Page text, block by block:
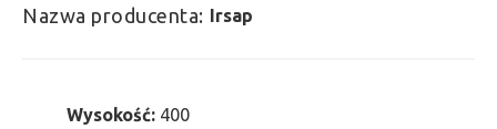
Nazwa producenta: Irsap
Wysokość: 400